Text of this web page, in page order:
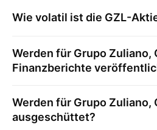
Wie volatil ist die GZL-
Werden für Grupo Zuliano,
Finanzberichte
Werden für Grupo Zuliano,
ausgeschüttet?